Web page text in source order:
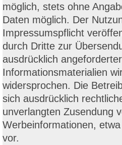
möglich, stets ohne
Daten möglich. Der
Impressumspflicht
durch Dritte zur
ausdrücklich
Informationsmaterialien
widersprochen. Die
sich ausdrücklich
unverlangten Zusendung
Werbeinformationen,
vor.